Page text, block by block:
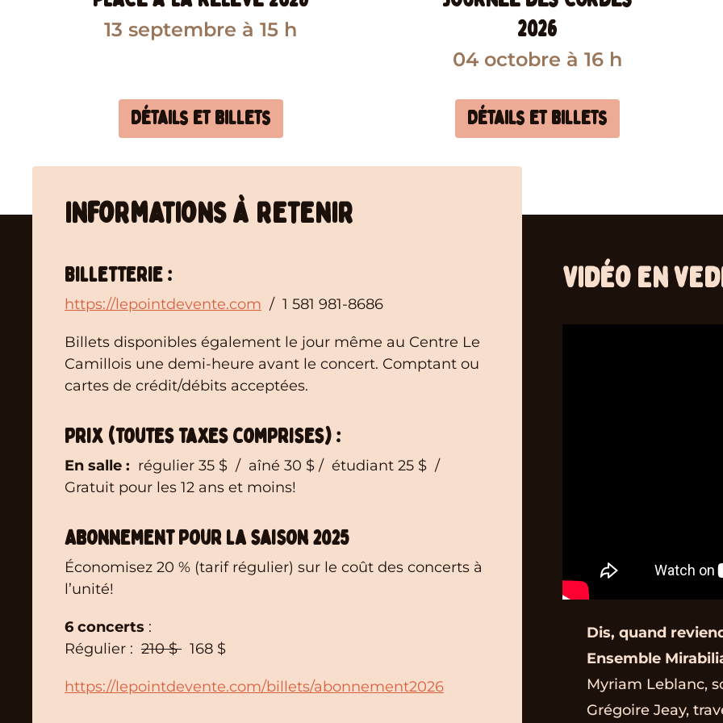
13 septembre à 15 h
Détails et billets
2026
04 octobre à 16 h
Détails et billets
Informations à retenir
Billetterie :
https://lepointdevente.com / 1 581 981-8686
Billets disponibles également le jour même au Centre Le
Camillois une demi-heure avant le concert. Comptant ou
cartes de crédit/débits acceptées.
Prix (toutes taxes comprises) :
En salle : régulier 35 $ / aîné 30 $ / étudiant 25 $ /
Gratuit pour les 12 ans et moins!
Abonnement pour la saison 2025
Économisez 20 % (tarif régulier) sur le coût des concerts à
l’unité!
6 concerts :
Régulier : 210 $ 168 $
https://lepointdevente.com/billets/abonnement2026
Vidéo en
Dis, quand
Ensemble
Myriam Leblanc,
Grégoire Jeay,